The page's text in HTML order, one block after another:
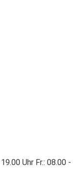
Uhr Fr.: 08.00 -